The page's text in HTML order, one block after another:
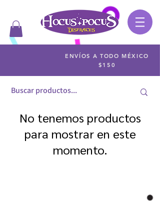
ENVÍOS A TODO MÉXICO
$150
No tenemos productos
para mostrar en este
momento.